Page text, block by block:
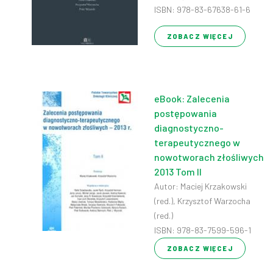
ISBN: 978-83-67638-61-6
ZOBACZ WIĘCEJ
eBook: Zalecenia
postępowania
diagnostyczno-
terapeutycznego w
nowotworach złośliwych
2013 Tom II
Autor: Maciej Krzakowski
(red.), Krzysztof Warzocha
(red.)
ISBN: 978-83-7599-596-1
ZOBACZ WIĘCEJ